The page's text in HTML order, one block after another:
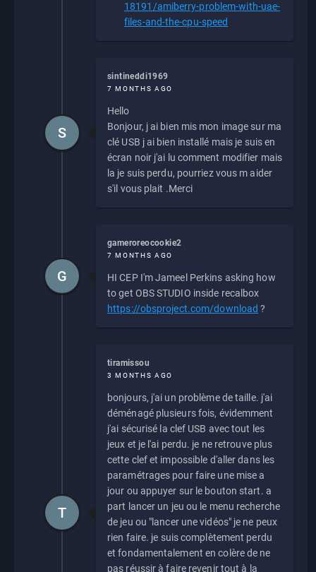
18191/amiberry-problem-with-uae-
files-and-the-cpu-speed
sintineddi1969
7 MONTHS AGO
Hello
Bonjour, j ai bien mis mon image sur ma
clé USB j ai bien installé mais je suis en
écran noir j'ai lu comment modifier mais
la je suis perdu, pourriez vous m aider
s'il vous plait .Merci
S
gameroreocookie2
7 MONTHS AGO
HI CEP I'm Jameel Perkins asking how
to get OBS STUDIO inside recalbox
https://obsproject.com/download ?
G
tiramissou
3 MONTHS AGO
bonjours, j'ai un problème de taille. j'ai
déménagé plusieurs fois, évidemment
j'ai sécurisé la clef USB avec tout les
jeux et je l'ai perdu. je ne retrouve plus
cette clef et impossible d'aller dans les
paramétrages pour faire une mise a
jour ou appuyer sur le bouton start. a
part lancer un jeu ou le menu recherche
de jeu ou "lancer une vidéos" je ne peux
rien faire. je suis complètement perdu
et fondamentalement en colère de ne
pas réussir à faire revenir tout à la
T